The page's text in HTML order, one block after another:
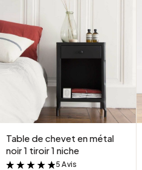
Table de chevet en métal
noir 1 tiroir 1 niche
&
5 Avis